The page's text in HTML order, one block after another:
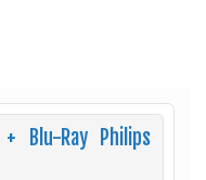
Blu-Ray Philips